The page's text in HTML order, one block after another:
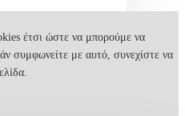
έτσι ώστε να μπορούμε να
συμφωνείτε με αυτό, συνεχίστε να